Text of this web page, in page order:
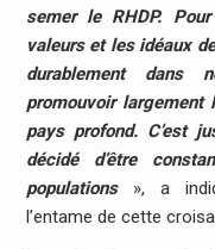
semer le RHDP.
valeurs et les idéaux
durablement dans
promouvoir
pays profond. C’est
décidé d’être
populations», a
l’entame de cette